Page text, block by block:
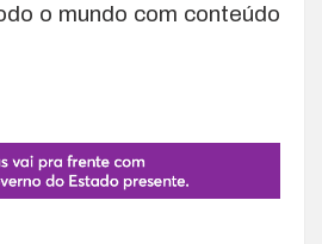
o mundo com conteúdo